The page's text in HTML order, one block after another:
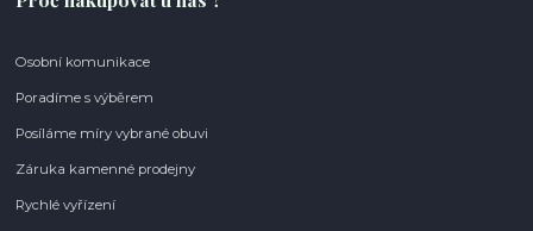
Osobní komunikace
Poradíme s výběrem
Posíláme míry vybrané obuvi
Záruka kamenné prodejny
Rychlé vyřízení